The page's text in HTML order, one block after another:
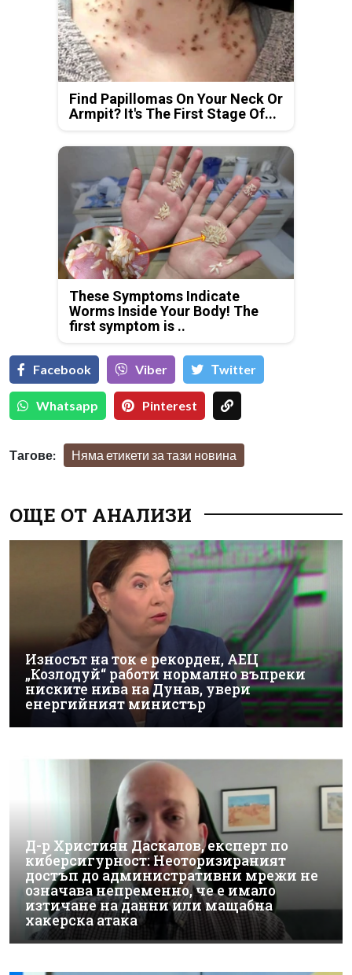
Find Papillomas On Your Neck Or
Armpit? It's The First Stage Of...
These Symptoms Indicate
Worms Inside Your Body! The
first symptom is ..
Facebook Viber Тwitter
Whatsapp Pinterest
Тагове: Няма етикети за тази новина
ОЩЕ ОТ АНАЛИЗИ
Износът на ток е рекорден, АЕЦ
„Козлодуй“ работи нормално въпреки
ниските нива на Дунав, увери
енергийният министър
Д-р Християн Даскалов, експерт по
киберсигурност: Неоторизираният
достъп до административни мрежи не
означава непременно, че е имало
изтичане на данни или мащабна
хакерска атака